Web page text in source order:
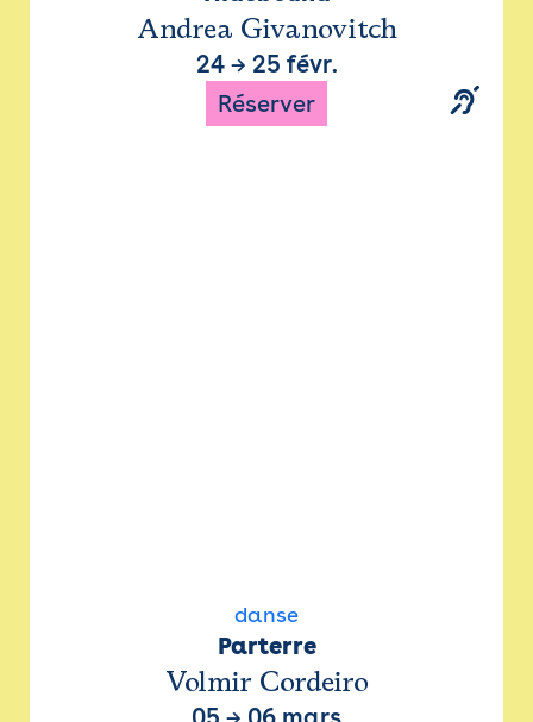
Andrea Givanovitch
24→ 25 févr.
Réserver
danse
Parterre
Volmir Cordeiro